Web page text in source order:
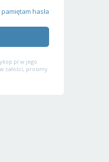
hasła
w jego
całości, prosimy